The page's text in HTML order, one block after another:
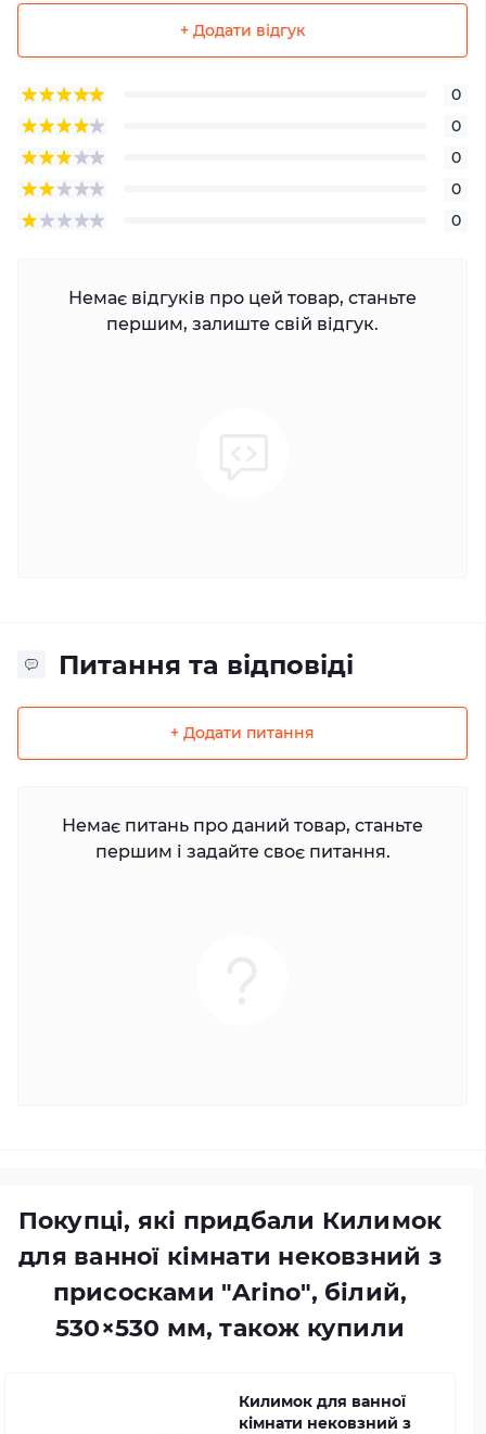
+ Додати відгук
0
0
0
0
0
Немає відгуків про цей товар, станьте
першим, залиште свій відгук.
Питання та відповіді
+ Додати питання
Немає питань про даний товар, станьте
першим і задайте своє питання.
Покупці, які придбали Килимок
для ванної кімнати нековзний з
присосками "Arino", білий,
530×530 мм, також купили
Килимок для ванної
кімнати нековзний з